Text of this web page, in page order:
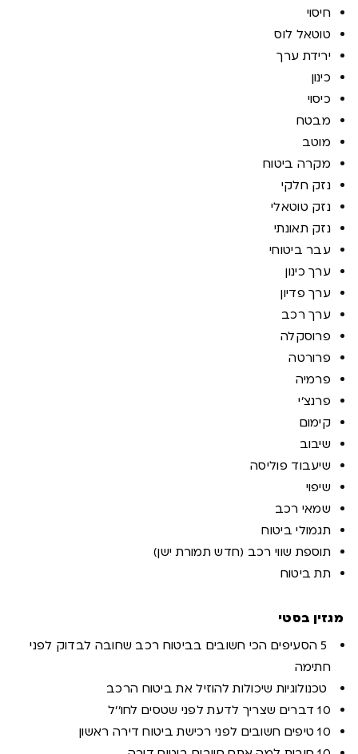
חיסוי
טוטאל לוס
ירידת ערך
כינון
כיסוי
מבטח
מוטב
מקרה ביטוח
נזק חלקי
נזק טוטאלי
נזק תאונתי
עבר ביטוחי
ערך כינון
ערך פדיון
ערך רכב
פרוסקלה
פרורטה
פרמיה
פרנצ'י
קימום
שיבוב
שיעבוד פוליסה
שיפוי
שמאי רכב
תגמולי ביטוח
תוספת שווי רכב (חדש תמורת ישן)
תת ביטוח
מגזין בסטי
5 הסעיפים הכי חשובים בביטוח רכב שחובה לבדוק לפני
חתימה
טכנולוגיות שיכולות להוזיל את ביטוח הרכב
10 דברים שצריך לדעת לפני שטסים לחו''ל
10 טיפים חשובים לפני רכישת ביטוח דירה ראשון